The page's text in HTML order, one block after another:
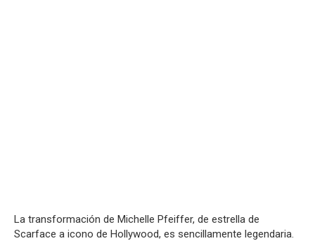
La transformación de Michelle Pfeiffer, de estrella de
Scarface a icono de Hollywood, es sencillamente legendaria.